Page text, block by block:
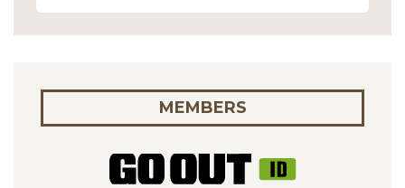
MEMBERS